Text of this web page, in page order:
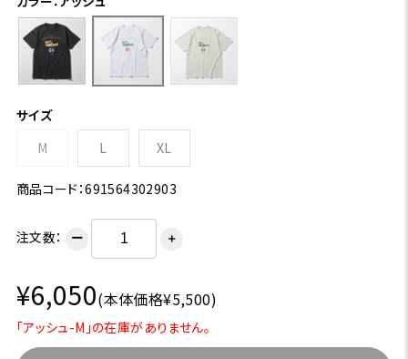
サイズ
M
L XL
商品コード：691564302903
注文数： ー ＋
¥6,050(本体価格¥5,500)
「アッシュ-M」の在庫がありません。